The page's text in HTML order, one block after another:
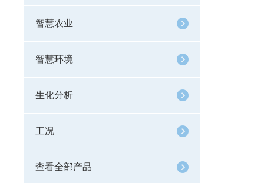
智慧农业
智慧环境
生化分析
工况
查看全部产品